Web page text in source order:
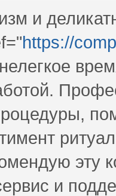
и
https://
эту
и